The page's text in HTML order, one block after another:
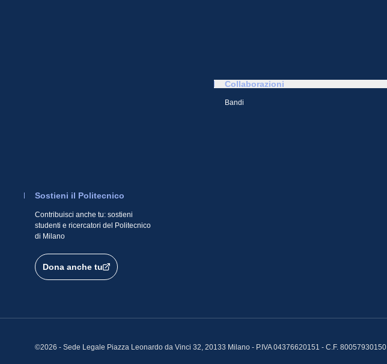
Collaborazioni
Bandi
Sostieni il Politecnico
Contribuisci anche tu: sostieni
studenti e ricercatori del Politecnico
di Milano
Dona anche tu
©2026 - Sede Legale Piazza Leonardo da Vinci 32, 20133 Milano - P.IVA 04376620151 - C.F. 80057930150